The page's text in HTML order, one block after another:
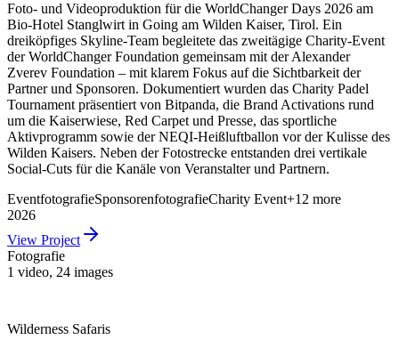
Foto- und Videoproduktion für die WorldChanger Days 2026 am
Bio-Hotel Stanglwirt in Going am Wilden Kaiser, Tirol. Ein
dreiköpfiges Skyline-Team begleitete das zweitägige Charity-Event
der WorldChanger Foundation gemeinsam mit der Alexander
Zverev Foundation – mit klarem Fokus auf die Sichtbarkeit der
Partner und Sponsoren. Dokumentiert wurden das Charity Padel
Tournament präsentiert von Bitpanda, die Brand Activations rund
um die Kaiserwiese, Red Carpet und Presse, das sportliche
Aktivprogramm sowie der NEQI-Heißluftballon vor der Kulisse des
Wilden Kaisers. Neben der Fotostrecke entstanden drei vertikale
Social-Cuts für die Kanäle von Veranstalter und Partnern.
EventfotografieSponsorenfotografieCharity Event+12 more
2026
View Project
Fotografie
1 video, 24 images
Wilderness Safaris